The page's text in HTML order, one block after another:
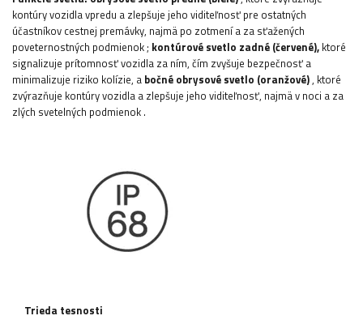
kontúry vozidla vpredu a zlepšuje jeho viditeľnosť pre ostatných
účastníkov cestnej premávky, najmä po zotmení a za sťažených
poveternostných podmienok; kontúrové svetlo zadné (červené), ktoré
signalizuje prítomnosť vozidla za ním, čím zvyšuje bezpečnosť a
minimalizuje riziko kolízie, a bočné obrysové svetlo (oranžové), ktoré
zvýrazňuje kontúry vozidla a zlepšuje jeho viditeľnosť, najmä v noci a za
zlých svetelných podmienok .
Trieda tesnosti